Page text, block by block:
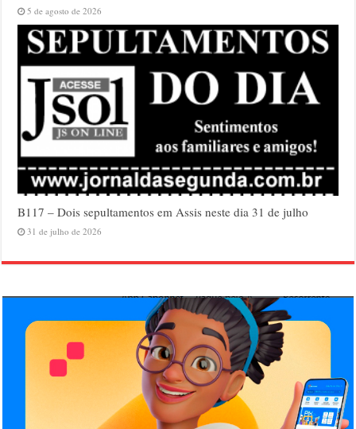
5 de agosto de 2026
B117 – Dois sepultamentos em Assis neste dia 31 de julho
31 de julho de 2026